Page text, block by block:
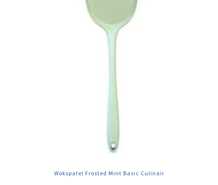
Wokspatel Frosted Mint Basic Culinair